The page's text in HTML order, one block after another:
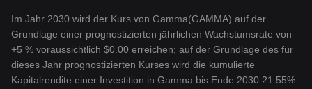
Im Jahr 2030 wird der Kurs von Gamma(GAMMA) auf der
Grundlage einer prognostizierten jährlichen Wachstumsrate von
+5 % voraussichtlich $0.00 erreichen; auf der Grundlage des für
dieses Jahr prognostizierten Kurses wird die kumulierte
Kapitalrendite einer Investition in Gamma bis Ende 2030 21.55%